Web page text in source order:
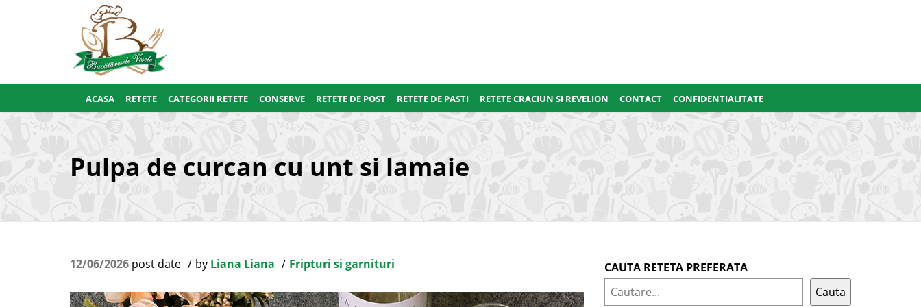
ACASA RETETE CATEGORII RETETE CONSERVE RETETE DE POST RETETE DE PASTI RETETE CRACIUN SI REVELION CONTACT CONFIDENTIALITATE
Pulpa de curcan cu unt si lamaie
12/06/2026 post date by Liana Liana Fripturi si garnituri
CAUTA RETETA PREFERATA
Cauta